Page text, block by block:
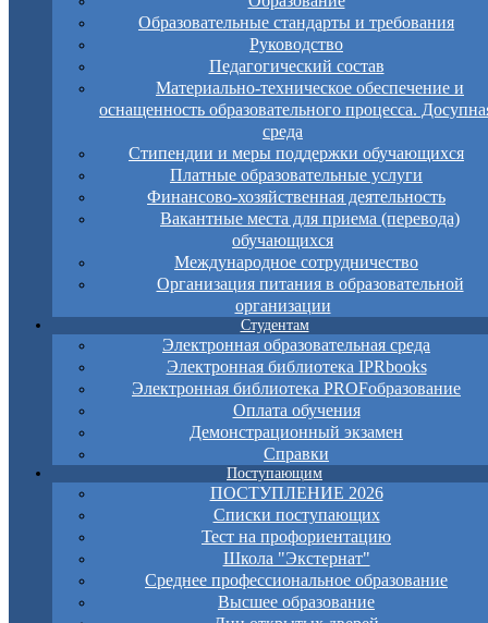
Образовательные стандарты и требования
Руководство
Педагогический состав
Материально-техническое обеспечение и
оснащенность образовательного процесса.
среда
Стипендии и меры поддержки обучающихся
Платные образовательные услуги
Финансово-хозяйственная деятельность
Вакантные места для приема (перевода)
обучающихся
Международное сотрудничество
Организация питания в образовательной
организации
Студентам
Электронная образовательная среда
Электронная библиотека IPRbooks
Электронная библиотека PROFобразование
Оплата обучения
Демонстрационный экзамен
Справки
Поступающим
ПОСТУПЛЕНИЕ 2026
Списки поступающих
Тест на профориентацию
Школа "Экстернат"
Среднее профессиональное образование
Высшее образование